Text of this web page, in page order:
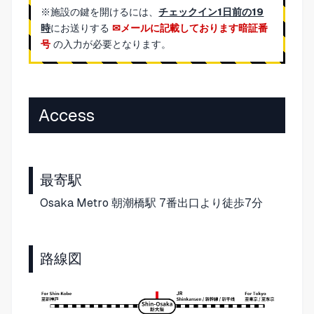
※施設の鍵を開けるには、チェックイン1日前の19
時にお送りする
メールに記載しております暗証番
号 の入力が必要となります。
Access
最寄駅
Osaka Metro 朝潮橋駅 7番出口より徒歩7分
路線図